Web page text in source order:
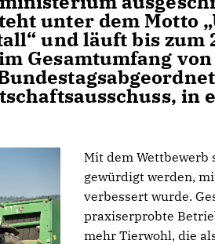
unter dem Motto
und läuft bis zum
Gesamtumfang
in
Mit dem
gewürdigt werden,
verbessert wurde.
praxiserprobte
mehr Tierwohl, die